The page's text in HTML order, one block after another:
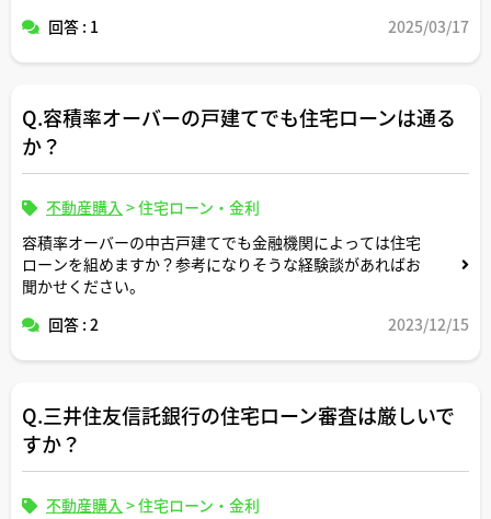
は低いですか。それとも低層階とあまり変わりないです
回答 : 1 2025/03/17
Q.容積率オーバーの戸建てでも住宅ローンは通る
か？
不動産購入 >住宅ローン・金利
容積率オーバーの中古戸建てでも金融機関によっては住宅
ローンを組めますか？参考になりそうな経験談があればお
聞かせください。
回答 : 2
2023/12/15
Q.三井住友信託銀行の住宅ローン審査は厳しいで
すか？
不動産購入 >住宅ローン・金利